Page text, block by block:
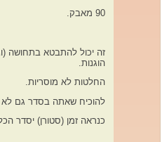
90 מאבק.
זה יכול להתבטא בתחושה
הוגנות.
החלטות לא מוסריות.
להוכיח שאתה בסדר גם לא
כנראה זמן (סטורן) יסדר